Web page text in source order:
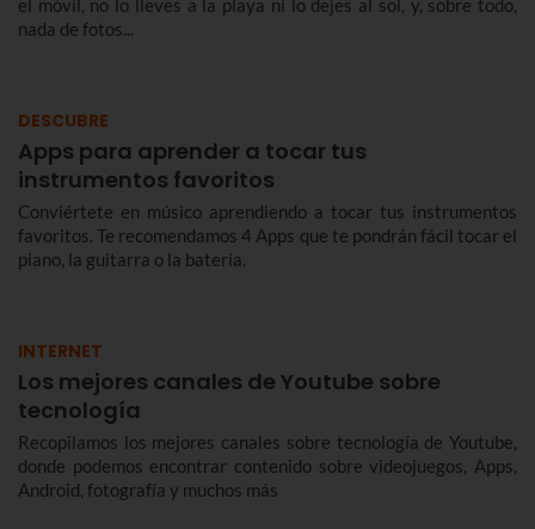
el móvil, no lo lleves a la playa ni lo dejes al sol, y, sobre todo,
nada de fotos...
DESCUBRE
Apps para aprender a tocar tus
instrumentos favoritos
Conviértete en músico aprendiendo a tocar tus instrumentos
favoritos. Te recomendamos 4 Apps que te pondrán fácil tocar el
piano, la guitarra o la batería.
INTERNET
Los mejores canales de Youtube sobre
tecnología
Recopilamos los mejores canales sobre tecnología de Youtube,
donde podemos encontrar contenido sobre videojuegos, Apps,
Android, fotografía y muchos más